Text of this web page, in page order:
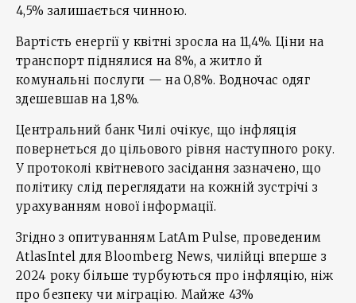
4,5% залишається чинною.
Вартість енергії у квітні зросла на 11,4%. Ціни на
транспорт піднялися на 8%, а житло й
комунальні послуги — на 0,8%. Водночас одяг
здешевшав на 1,8%.
Центральний банк Чилі очікує, що інфляція
повернеться до цільового рівня наступного року.
У протоколі квітневого засідання зазначено, що
політику слід переглядати на кожній зустрічі з
урахуванням нової інформації.
Згідно з опитуванням LatAm Pulse, проведеним
AtlasIntel для Bloomberg News, чилійці вперше з
2024 року більше турбуються про інфляцію, ніж
про безпеку чи міграцію. Майже 43%